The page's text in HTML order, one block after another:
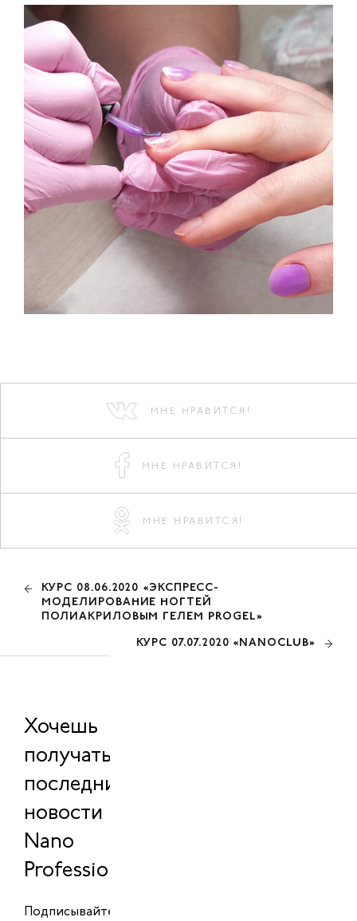
МНЕ НРАВИТСЯ!
МНЕ НРАВИТСЯ!
МНЕ НРАВИТСЯ!
КУРС 08.06.2020 «ЭКСПРЕСС-
МОДЕЛИРОВАНИЕ НОГТЕЙ
ПОЛИАКРИЛОВЫМ ГЕЛЕМ PROGEL»
КУРС 07.07.2020 «NANOCLUB»
Хочешь
получать
последние
новости
Nano
Professional?
Подписывайтесь